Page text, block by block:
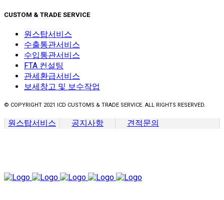
CUSTOM & TRADE SERVICE
원스탑서비스
수출통관서비스
수입통관서비스
FTA 컨설팅
관세환급서비스
보세창고 및 보수작업
© COPYRIGHT 2021 ICD CUSTOMS & TRADE SERVICE. ALL RIGHTS RESERVED.
원스탑서비스 공지사항 견적문의